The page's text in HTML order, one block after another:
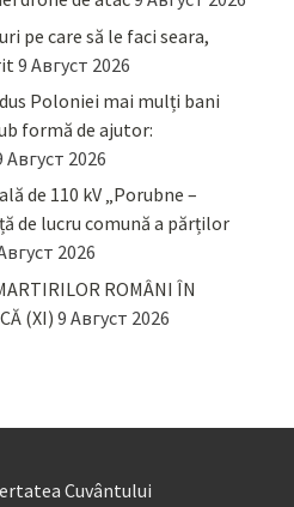
pe care să le faci seara,
9 Август 2026
Poloniei mai mulți bani
formă de ajutor:
Август 2026
de 110 kV „Porubne –
de lucru comună a părților
2026
ROMÂNI ÎN
(XI) 9 Август 2026
Cuvântului